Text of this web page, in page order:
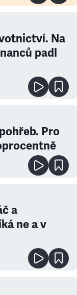
Na
padl
Pro
a
ne a v